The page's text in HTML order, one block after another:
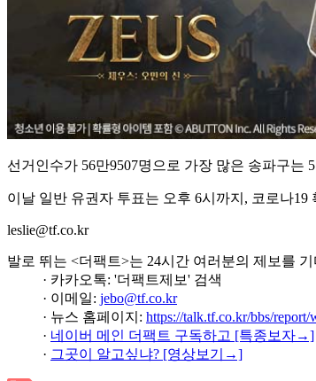
선거인수가 56만9507명으로 가장 많은 송파구는
이날 일반 유권자 투표는 오후 6시까지, 코로나
leslie@tf.co.kr
발로 뛰는 <더팩트>는 24시간 여러분의 제보를
· 카카오톡: '더팩트제보' 검색
· 이메일: jebo@tf.co.kr
· 뉴스 홈페이지: https://talk.tf.co.kr/bbs/report/
· 네이버 메인 더팩트 구독하고 [특종보자→]
· 그곳이 알고싶냐? [영상보기→]